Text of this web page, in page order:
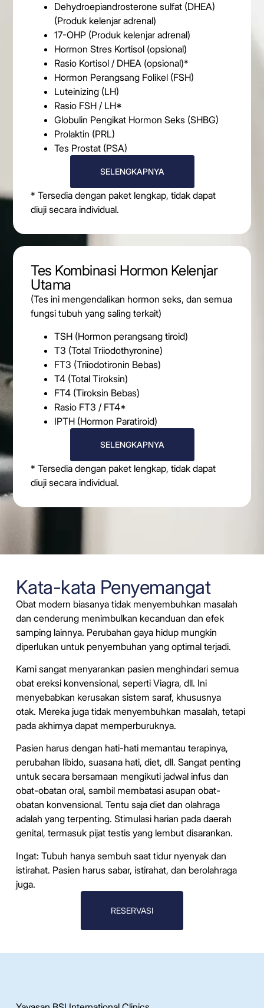
Dehydroepiandrosterone sulfat (DHEA)
(Produk kelenjar adrenal)
17-OHP (Produk kelenjar adrenal)
Hormon Stres Kortisol (opsional)
Rasio Kortisol / DHEA (opsional)*
Hormon Perangsang Folikel (FSH)
Luteinizing (LH)
Rasio FSH / LH*
Globulin Pengikat Hormon Seks (SHBG)
Prolaktin (PRL)
Tes Prostat (PSA)
SELENGKAPNYA
* Tersedia dengan paket lengkap, tidak dapat
diuji secara individual.
Tes Kombinasi Hormon Kelenjar
Utama
(Tes ini mengendalikan hormon seks, dan semua
fungsi tubuh yang saling terkait)
TSH (Hormon perangsang tiroid)
T3 (Total Triiodothyronine)
FT3 (Triiodotironin Bebas)
T4 (Total Tiroksin)
FT4 (Tiroksin Bebas)
Rasio FT3 / FT4*
IPTH (Hormon Paratiroid)
SELENGKAPNYA
* Tersedia dengan paket lengkap, tidak dapat
diuji secara individual.
Kata-kata Penyemangat
Obat modern biasanya tidak menyembuhkan masalah
dan cenderung menimbulkan kecanduan dan efek
samping lainnya. Perubahan gaya hidup mungkin
diperlukan untuk penyembuhan yang optimal terjadi.
Kami sangat menyarankan pasien menghindari semua
obat ereksi konvensional, seperti Viagra, dll. Ini
menyebabkan kerusakan sistem saraf, khususnya
otak. Mereka juga tidak menyembuhkan masalah, tetapi
pada akhirnya dapat memperburuknya.
Pasien harus dengan hati-hati memantau terapinya,
perubahan libido, suasana hati, diet, dll. Sangat penting
untuk secara bersamaan mengikuti jadwal infus dan
obat-obatan oral, sambil membatasi asupan obat-
obatan konvensional. Tentu saja diet dan olahraga
adalah yang terpenting. Stimulasi harian pada daerah
genital, termasuk pijat testis yang lembut disarankan.
Ingat: Tubuh hanya sembuh saat tidur nyenyak dan
istirahat. Pasien harus sabar, istirahat, dan berolahraga
juga.
RESERVASI